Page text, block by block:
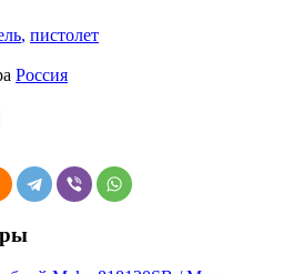
, пистолет
Россия